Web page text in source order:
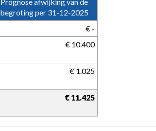
begroting per 31-12-2025
€ -
€ 10.400
€ 1.025
€ 11.425